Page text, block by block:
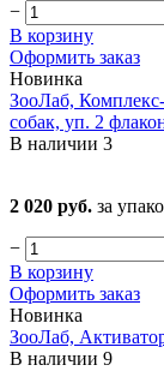
−
В корзину
Оформить заказ
Новинка
ЗооЛаб,
собак, уп. 2
В наличии 3
2 020 руб. за
−
В корзину
Оформить заказ
Новинка
ЗооЛаб,
В наличии 9